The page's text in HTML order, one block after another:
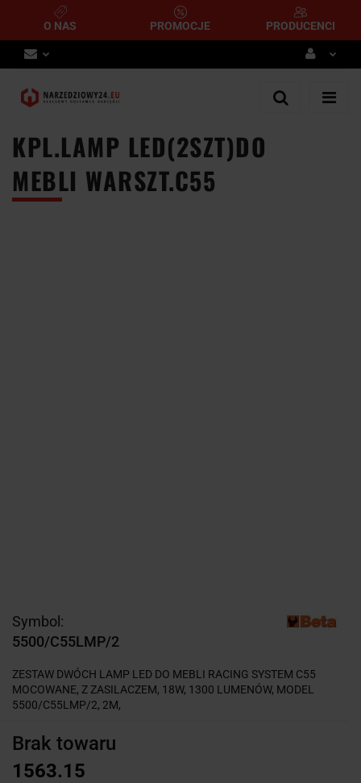
O NAS PROMOCJE PRODUCENCI
Zaloguj się
Dodaj zgłoszenie
KPL.LAMP LED(2SZT)DO
MEBLI WARSZT.C55
Symbol:
5500/C55LMP/2
ZESTAW DWÓCH LAMP LED DO MEBLI RACING SYSTEM C55
MOCOWANE, Z ZASILACZEM, 18W, 1300 LUMENÓW, MODEL
5500/C55LMP/2, 2M,
Brak towaru
1563.15